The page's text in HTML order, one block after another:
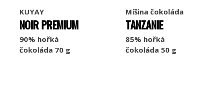
Taza Chocolate Marou
KUYAY
NOIR PREMIUM
90% hořká
čokoláda 70 g
Míšina čokoláda
TANZANIE
85% hořká
čokoláda 50 g